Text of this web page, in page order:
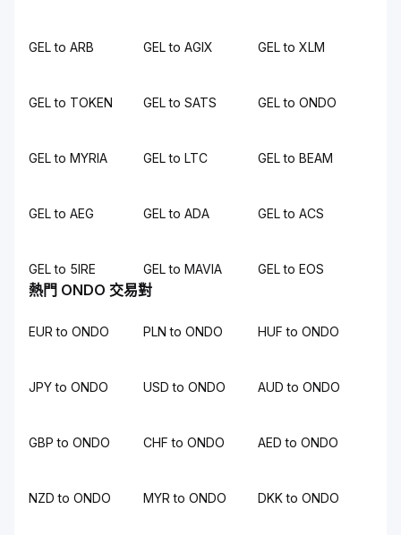
GEL to ARB GEL to AGIX GEL to XLM
GEL to TOKEN GEL to SATS GEL to ONDO
GEL to MYRIA GEL to LTC GEL to BEAM
GEL to AEG GEL to ADA GEL to ACS
GEL to 5IRE GEL to MAVIA GEL to EOS
熱門 ONDO 交易對
EUR to ONDO PLN to ONDO HUF to ONDO
JPY to ONDO USD to ONDO AUD to ONDO
GBP to ONDO CHF to ONDO AED to ONDO
NZD to ONDO MYR to ONDO DKK to ONDO